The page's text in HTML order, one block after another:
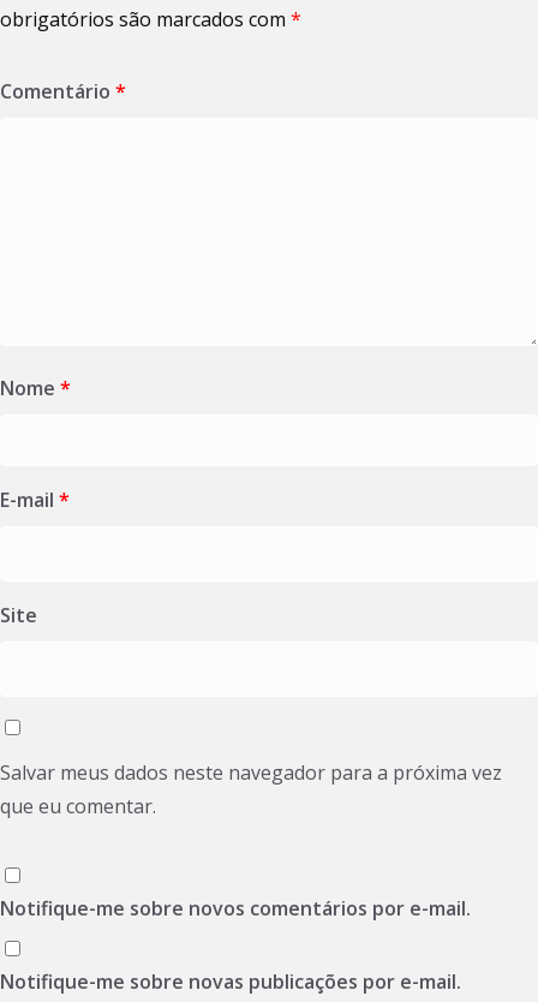
obrigatórios são marcados com *
Comentário *
Nome *
E-mail *
Site
Salvar meus dados neste navegador para a próxima vez
que eu comentar.
Notifique-me sobre novos comentários por e-mail.
Notifique-me sobre novas publicações por e-mail.